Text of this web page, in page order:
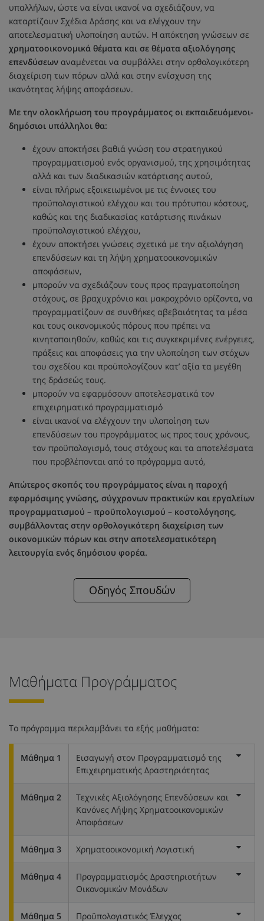
υπαλλήλων, ώστε να είναι ικανοί να σχεδιάζουν, να
καταρτίζουν Σχέδια Δράσης και να ελέγχουν την
αποτελεσματική υλοποίηση αυτών. Η απόκτηση γνώσεων σε
χρηματοοικονομικά θέματα και σε θέματα αξιολόγησης
επενδύσεων αναμένεται να συμβάλλει στην ορθολογικότερη
διαχείριση των πόρων αλλά και στην ενίσχυση της
ικανότητας λήψης αποφάσεων.
Με την ολοκλήρωση του προγράμματος οι εκπαιδευόμενοι-
δημόσιοι υπάλληλοι θα:
έχουν αποκτήσει βαθιά γνώση του στρατηγικού
προγραμματισμού ενός οργανισμού, της χρησιμότητας
αλλά και των διαδικασιών κατάρτισης αυτού,
είναι πλήρως εξοικειωμένοι με τις έννοιες του
προϋπολογιστικού ελέγχου και του πρότυπου κόστους,
καθώς και της διαδικασίας κατάρτισης πινάκων
προϋπολογιστικού ελέγχου,
έχουν αποκτήσει γνώσεις σχετικά με την αξιολόγηση
επενδύσεων και τη λήψη χρηματοοικονομικών
αποφάσεων,
μπορούν να σχεδιάζουν τους προς πραγματοποίηση
στόχους, σε βραχυχρόνιο και μακροχρόνιο ορίζοντα, να
προγραμματίζουν σε συνθήκες αβεβαιότητας τα μέσα
και τους οικονομικούς πόρους που πρέπει να
κινητοποιηθούν, καθώς και τις συγκεκριμένες ενέργειες,
πράξεις και αποφάσεις για την υλοποίηση των στόχων
του σχεδίου και προϋπολογίζουν κατ’ αξία τα μεγέθη
της δράσεώς τους.
μπορούν να εφαρμόσουν αποτελεσματικά τον
επιχειρηματικό προγραμματισμό
είναι ικανοί να ελέγχουν την υλοποίηση των
επενδύσεων του προγράμματος ως προς τους χρόνους,
τον προϋπολογισμό, τους στόχους και τα αποτελέσματα
που προβλέπονται από το πρόγραμμα αυτό,
Απώτερος σκοπός του προγράμματος είναι η παροχή
εφαρμόσιμης γνώσης, σύγχρονων πρακτικών και εργαλείων
προγραμματισμού – προϋπολογισμού – κοστολόγησης,
συμβάλλοντας στην ορθολογικότερη διαχείριση των
οικονομικών πόρων και στην αποτελεσματικότερη
λειτουργία ενός δημόσιου φορέα.
Οδηγός Σπουδών
Μαθήματα Προγράμματος
Το πρόγραμμα περιλαμβάνει τα εξής μαθήματα:
Μάθημα 1
Εισαγωγή στον Προγραμματισμό της
Επιχειρηματικής Δραστηριότητας
Μάθημα 2
Τεχνικές Αξιολόγησης Επενδύσεων και
Κανόνες Λήψης Χρηματοοικονομικών
Αποφάσεων
Μάθημα 3 Χρηματοοικονομική Λογιστική
Μάθημα 4
Προγραμματισμός Δραστηριοτήτων
Οικονομικών Μονάδων
Μάθημα 5 Προϋπολογιστικός Έλεγχος